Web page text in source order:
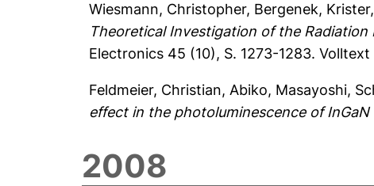
Wiesmann, Christopher, Bergenek, Krister,
Theoretical Investigation of the
Electronics 45 (10), S. 1273-1283.Volltext
Feldmeier, Christian, Abiko, Masayoshi,
effect in the photoluminescence of InGaN
2008